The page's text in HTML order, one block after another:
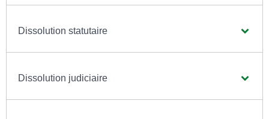
Dissolution statutaire
Dissolution judiciaire